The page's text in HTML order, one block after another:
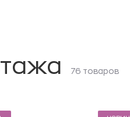
76 товаров